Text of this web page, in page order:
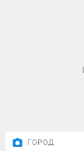
ГОРОД